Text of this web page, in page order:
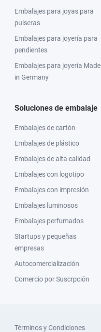
Embalajes para joyas para
pulseras
Embalajes para joyería para
pendientes
Embalajes para joyería Made
in Germany
Soluciones de embalaje
Embalajes de cartón
Embalajes de plástico
Embalajes de alta calidad
Embalajes con logotipo
Embalajes con impresión
Embalajes luminosos
Embalajes perfumados
Startups y pequeñas
empresas
Autocomercialización
Comercio por Suscrpción
Términos y Condiciones